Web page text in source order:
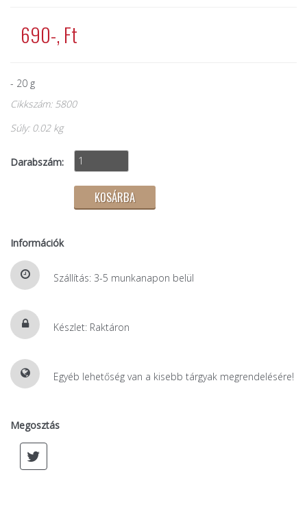
690-, Ft
- 20 g
Cikkszám: 5800
Súly: 0.02 kg
Darabszám:
Információk
Szállítás: 3-5 munkanapon belül
Készlet: Raktáron
Egyéb lehetőség van a kisebb tárgyak megrendelésére!
Megosztás